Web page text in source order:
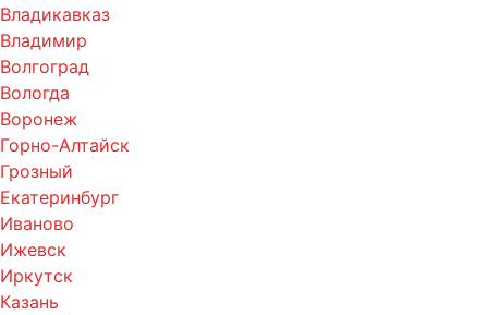
Владикавказ
Владимир
Волгоград
Вологда
Воронеж
Горно-Алтайск
Грозный
Екатеринбург
Иваново
Ижевск
Иркутск
Казань